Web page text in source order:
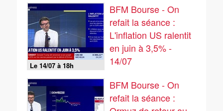
Le 14/07 à 18h
BFM Bourse - On
refait la séance :
L'inflation US ralentit
en juin à 3,5% -
14/07
BFM Bourse - On
refait la séance :